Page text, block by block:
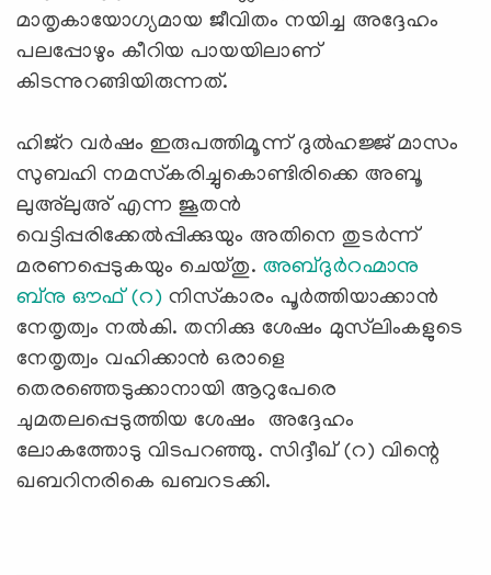
മാതൃകായോഗ്യമായ ജീവിതം നയിച്ച അദ്ദേഹം
പലപ്പോഴും കീറിയ പായയിലാണ്
കിടന്നുറങ്ങിയിരുന്നത്.
ഹിജ്‌റ വര്‍ഷം ഇരുപത്തിമൂന്ന് ദുല്‍ഹജ്ജ് മാസം
സുബഹി നമസ്‌കരിച്ചുകൊണ്ടിരിക്കെ അബൂ
ലുഅ്‌ലുഅ് എന്ന ജൂതന്‍
വെട്ടിപ്പരിക്കേല്‍പ്പിക്കുയും അതിനെ തുടര്‍ന്ന്
മരണപ്പെടുകയും ചെയ്തു. അബ്ദുര്‍റഹ്മാനു
ബ്‌നു ഔഫ് (റ) നിസ്‌കാരം പൂര്‍ത്തിയാക്കാന്‍
നേതൃത്വം നല്‍കി. തനിക്കു ശേഷം മുസ്‌ലിംകളുടെ
നേതൃത്വം വഹിക്കാന്‍ ഒരാളെ
തെരഞ്ഞെടുക്കാനായി ആറുപേരെ
ചുമതലപ്പെടുത്തിയ ശേഷം അദ്ദേഹം
ലോകത്തോടു വിടപറഞ്ഞു. സിദ്ദീഖ് (റ) വിന്റെ
ഖബറിനരികെ ഖബറടക്കി.